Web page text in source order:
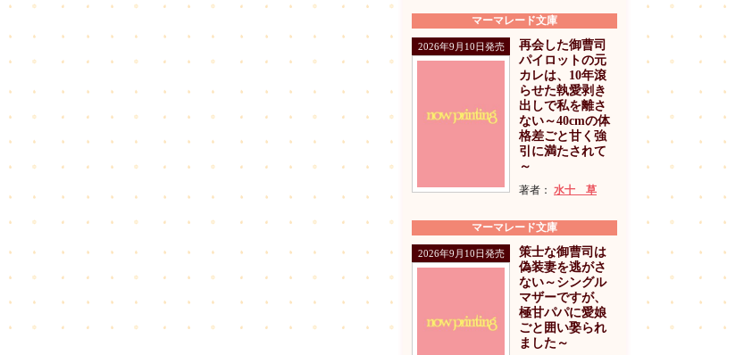
マーマレード文庫
2026年9月10日発売
再会した御曹司
パイロットの元
カレは、10年滾
らせた執愛剥き
出しで私を離さ
ない～40cmの体
格差ごと甘く強
引に満たされて
～
著者： 水十 草
マーマレード文庫
2026年9月10日発売
策士な御曹司は
偽装妻を逃がさ
ない～シングル
マザーですが、
極甘パパに愛娘
ごと囲い娶られ
ました～